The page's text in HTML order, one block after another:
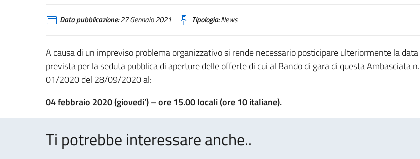
Data pubblicazione:27 Gennaio 2021 Tipologia:News
A causa di un impreviso problema organizzativo si rende necessario posticipare ulteriormente la data
prevista per la seduta pubblica di aperture delle offerte di cui al Bando di gara di questa Ambasciata n.
01/2020 del 28/09/2020 al:
04 febbraio 2020 (giovedi’) – ore 15.00 locali (ore 10 italiane).
Ti potrebbe interessare anche..